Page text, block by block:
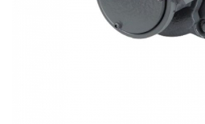
Rezervoare stationare supraterane